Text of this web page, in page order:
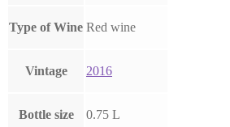
Type of Wine Red wine
Vintage 2016
Bottle size 0.75 L